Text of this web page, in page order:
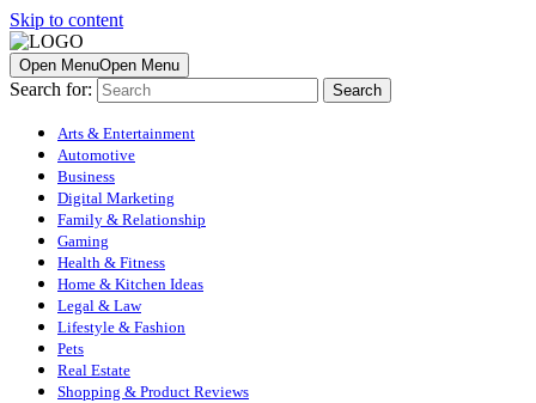
Skip to content
Open MenuOpen Menu
Search for:
Arts & Entertainment
Automotive
Business
Digital Marketing
Family & Relationship
Gaming
Health & Fitness
Home & Kitchen Ideas
Legal & Law
Lifestyle & Fashion
Pets
Real Estate
Shopping & Product Reviews